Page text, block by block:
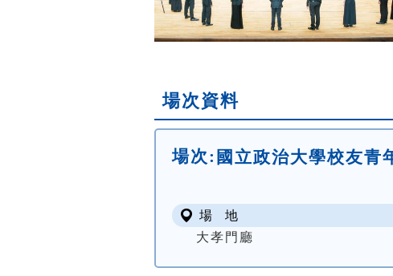
場次資料
場次: 國立政治大學校友青
場 地
大孝門廳